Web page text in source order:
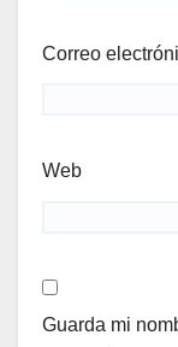
Correo
Web
Guarda mi